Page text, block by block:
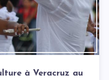
à Veracruz au